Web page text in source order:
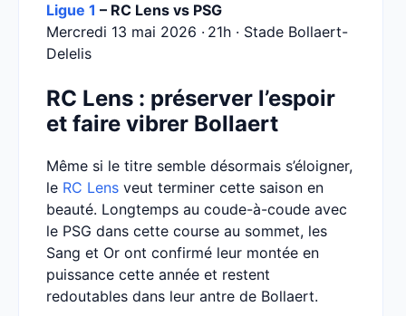
Ligue 1 – RC Lens vs PSG
Mercredi 13 mai 2026 · 21h · Stade Bollaert-
Delelis
RC Lens : préserver l’espoir
et faire vibrer Bollaert
Même si le titre semble désormais s’éloigner,
le RC Lens veut terminer cette saison en
beauté. Longtemps au coude-à-coude avec
le PSG dans cette course au sommet, les
Sang et Or ont confirmé leur montée en
puissance cette année et restent
redoutables dans leur antre de Bollaert.